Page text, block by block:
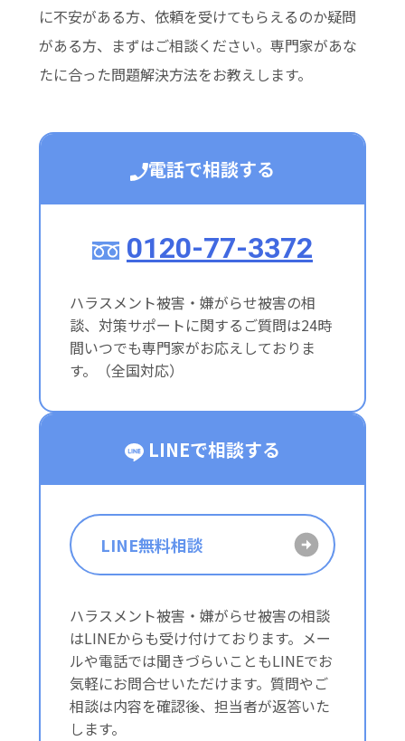
に不安がある方、依頼を受けてもらえるのか疑問
がある方、まずはご相談ください。専門家があな
たに合った問題解決方法をお教えします。
電話で相談する
0120-77-3372
ハラスメント被害・嫌がらせ被害の相
談、対策サポートに関するご質問は24時
間いつでも専門家がお応えしておりま
す。（全国対応）
LINEで相談する
LINE無料相談
ハラスメント被害・嫌がらせ被害の相談
はLINEからも受け付けております。メー
ルや電話では聞きづらいこともLINEでお
気軽にお問合せいただけます。質問やご
相談は内容を確認後、担当者が返答いた
します。